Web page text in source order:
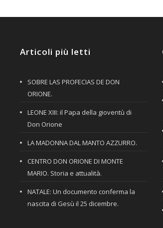
Articoli più letti
SOBRE LAS PROFECIAS DE DON
ORIONE.
LEONE XIII: il Papa della gioventù di
Don Orione
LA MADONNA DAL MANTO AZZURRO.
CENTRO DON ORIONE DI MONTE
MARIO. Storia e attualità.
NATALE: Un documento conferma la
nascita di Gesù il 25 dicembre.